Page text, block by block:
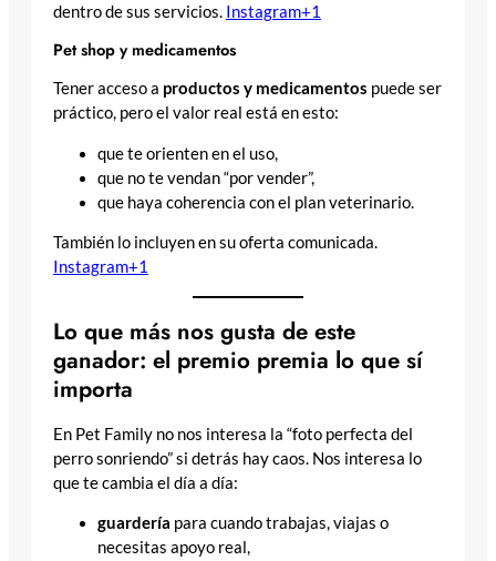
dentro de sus servicios. Instagram+1
Pet shop y medicamentos
Tener acceso a productos y medicamentos puede ser
práctico, pero el valor real está en esto:
que te orienten en el uso,
que no te vendan “por vender”,
que haya coherencia con el plan veterinario.
También lo incluyen en su oferta comunicada.
Instagram+1
Lo que más nos gusta de este
ganador: el premio premia lo que sí
importa
En Pet Family no nos interesa la “foto perfecta del
perro sonriendo” si detrás hay caos. Nos interesa lo
que te cambia el día a día:
guardería para cuando trabajas, viajas o
necesitas apoyo real,